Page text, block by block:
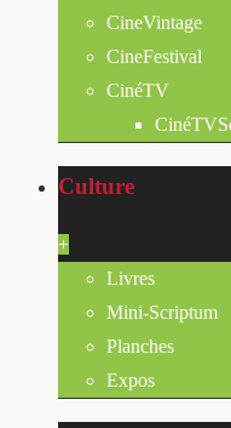
CineVintage
CineFestival
CinéTV
Culture
+
Livres
Mini-Scriptum
Planches
Expos